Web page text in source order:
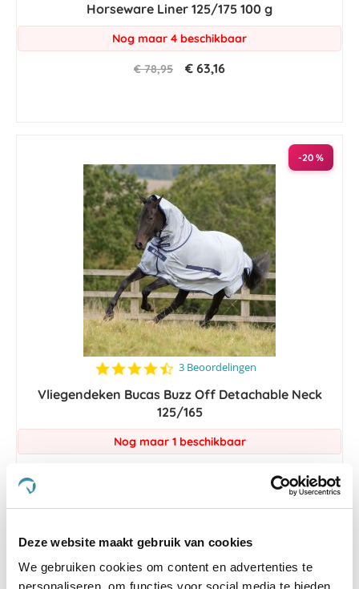
Deze website maakt gebruik van cookies
We gebruiken cookies om content en advertenties te
personaliseren, om functies voor social media te bieden
rating
Horseware Liner 125/175 100 g
Nog maar 4 beschikbaar
€ 78,95 € 63,16
-20 %
4.7
rating
3 Beoordelingen
Vliegendeken Bucas Buzz Off Detachable Neck
125/165
Nog maar 1 beschikbaar
-45 %